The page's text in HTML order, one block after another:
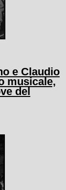
e Claudio
musicale,
del